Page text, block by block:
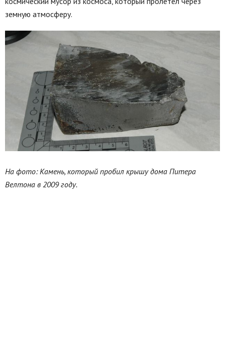
земную атмосферу.
На фото: Камень, который пробил крышу дома Питера
Велтона в 2009 году.